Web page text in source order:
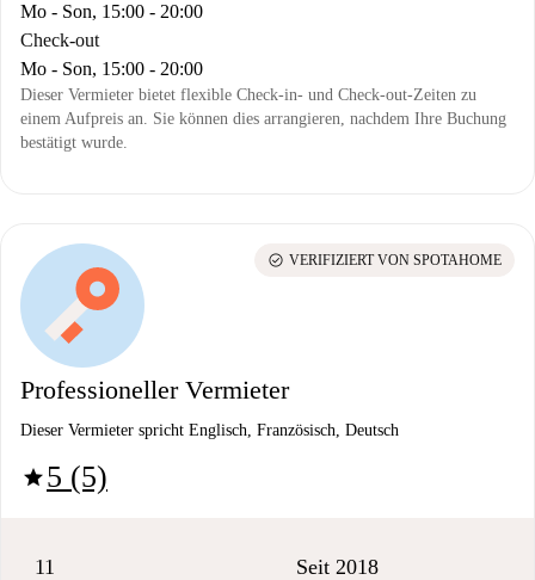
Mo - Son, 15:00 - 20:00
Check-out
Mo - Son, 15:00 - 20:00
Dieser Vermieter bietet flexible Check-in- und Check-out-Zeiten zu
einem Aufpreis an. Sie können dies arrangieren, nachdem Ihre Buchung
bestätigt wurde.
Professioneller Vermieter
Dieser Vermieter spricht Englisch, Französisch, Deutsch
star5 (5)
check_circle VERIFIZIERT VON SPOTAHOME
11 Seit 2018